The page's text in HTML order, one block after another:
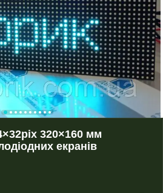
320×160 мм
екранів